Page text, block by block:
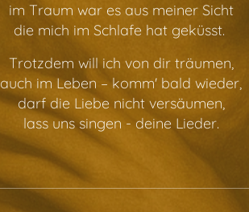
im Traum war es aus meiner Sicht
die mich im Schlafe hat geküsst.
Trotzdem will ich von dir träumen,
auch im Leben – komm' bald wieder,
darf die Liebe nicht versäumen,
lass uns singen - deine Lieder.